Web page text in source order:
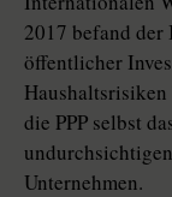
2017 befand der
öffentlicher
die PPP selbst
Unternehmen.